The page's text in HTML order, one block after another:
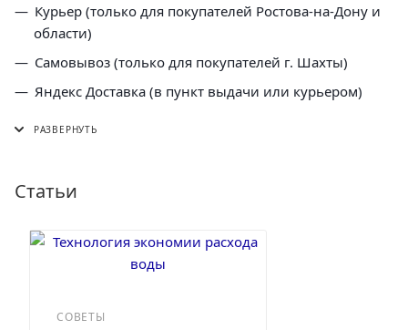
Курьер (только для покупателей Ростова-на-Дону и
области)
Самовывоз (только для покупателей г. Шахты)
Яндекс Доставка (в пункт выдачи или курьером)
Статьи
СОВЕТЫ